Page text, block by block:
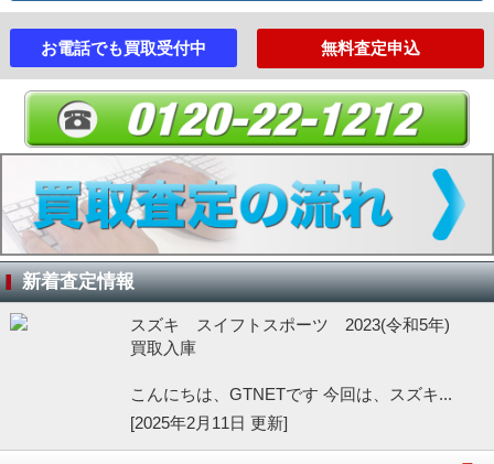
お電話でも買取受付中 無料査定申込
新着査定情報
スズキ スイフトスポーツ 2023(令和5年)
買取入庫
こんにちは、GTNETです 今回は、スズキ...
[2025年2月11日 更新]